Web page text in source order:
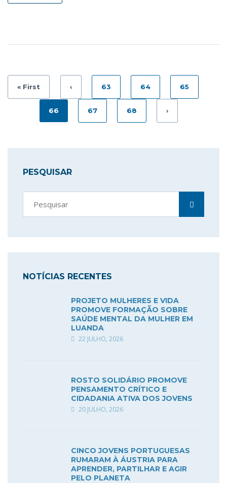
« First ‹ 63 64 65
66 67 68 ›
PESQUISAR
NOTÍCIAS RECENTES
PROJETO MULHERES E VIDA
PROMOVE FORMAÇÃO SOBRE
SAÚDE MENTAL DA MULHER EM
LUANDA
22 JULHO, 2026
ROSTO SOLIDÁRIO PROMOVE
PENSAMENTO CRÍTICO E
CIDADANIA ATIVA DOS JOVENS
20 JULHO, 2026
CINCO JOVENS PORTUGUESAS
RUMARAM À ÁUSTRIA PARA
APRENDER, PARTILHAR E AGIR
PELO PLANETA